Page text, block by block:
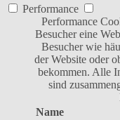
Performance
Performance
Besucher eine
Besucher wie
der Website oder
bekommen. Alle
sind
Name